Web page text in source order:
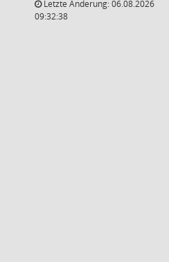
Letzte Änderung: 06.08.2026
09:32:38